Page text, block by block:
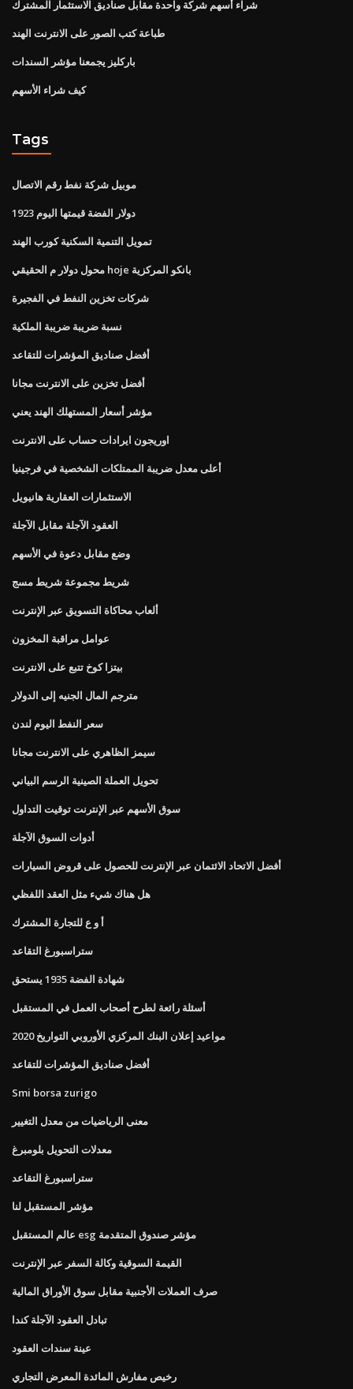
شراء أسهم شركة واحدة مقابل صناديق الاستثمار المشترك
طباعة كتب الصور على الانترنت الهند
باركليز يجمعنا مؤشر السندات
كيف شراء الأسهم
Tags
موبيل شركة نفط رقم الاتصال
1923 دولار الفضة قيمتها اليوم
تمويل التنمية السكنية كورب الهند
محول دولار م الحقيقي hoje بانكو المركزية
شركات تخزين النفط في الفجيرة
نسبة ضريبة ضريبة الملكية
أفضل صناديق المؤشرات للتقاعد
أفضل تخزين على الانترنت مجانا
مؤشر أسعار المستهلك الهند يعني
اوريجون ايرادات حساب على الانترنت
أعلى معدل ضريبة الممتلكات الشخصية في فرجينيا
الاستثمارات العقارية هانيويل
العقود الآجلة مقابل الآجلة
وضع مقابل دعوة في الأسهم
شريط مجموعة شريط مسج
ألعاب محاكاة التسويق عبر الإنترنت
عوامل مراقبة المخزون
بيتزا كوخ تتبع على الانترنت
مترجم المال الجنيه إلى الدولار
سعر النفط اليوم لندن
سيمز الظاهري على الانترنت مجانا
تحويل العملة الصينية الرسم البياني
سوق الأسهم عبر الإنترنت توقيت التداول
أدوات السوق الآجلة
أفضل الاتحاد الائتمان عبر الإنترنت للحصول على قروض السيارات
هل هناك شيء مثل العقد اللفظي
أ و ع للتجارة المشترك
ستراسبورغ التقاعد
شهادة الفضة 1935 يستحق
أسئلة رائعة لطرح أصحاب العمل في المستقبل
مواعيد إعلان البنك المركزي الأوروبي التواريخ 2020
أفضل صناديق المؤشرات للتقاعد
Smi borsa zurigo
معنى الرياضيات من معدل التغيير
معدلات التحويل بلومبرغ
ستراسبورغ التقاعد
مؤشر المستقبل لنا
عالم المستقبل esg مؤشر صندوق المتقدمة
القيمة السوقية وكالة السفر عبر الإنترنت
صرف العملات الأجنبية مقابل سوق الأوراق المالية
تبادل العقود الآجلة كندا
عينة سندات العقود
رخيص مفارش المائدة المعرض التجاري